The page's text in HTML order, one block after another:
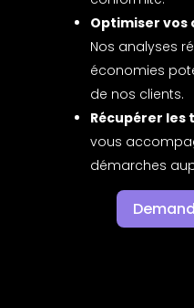
Optimiser vos
Nos analyses
économies
de nos clients.
Récupérer les
vous
démarches